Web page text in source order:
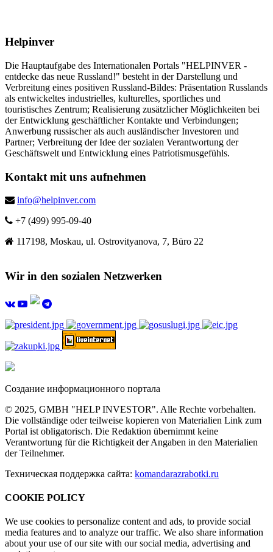
Helpinver
Die Hauptaufgabe des Internationalen Portals "HELPINVER -
entdecke das neue Russland!" besteht in der Darstellung und
Verbreitung eines positiven Russland-Bildes: Präsentation Russlands
als entwickeltes industrielles, kulturelles, sportliches und
touristisches Zentrum; Realisierung zusätzlicher Möglichkeiten bei
der Entwicklung geschäftlicher Kontakte und Verbindungen;
Anwerbung russischer als auch ausländischer Investoren und
Partner; Verbreitung der Idee der sozialen Verantwortung der
Geschäftswelt und Entwicklung eines Patriotismusgefühls.
Kontakt mit uns aufnehmen
info@helpinver.com
+7 (499) 995-09-40
117198, Moskau, ul. Ostrovityanova, 7, Büro 22
Wir in den sozialen Netzwerken
Создание информационного портала
© 2025, GMBH "HELP INVESTOR". Alle Rechte vorbehalten.
Die vollständige oder teilweise kopieren von Materialien Link zum
Portal ist obligatorisch. Die Redaktion übernimmt keine
Verantwortung für die Richtigkeit der Angaben in den Materialien
der Teilnehmer.
Техническая поддержка сайта: komandarazrabotki.ru
COOKIE POLICY
We use cookies to personalize content and ads, to provide social
media features and to analyze our traffic. We also share information
about your use of our site with our social media, advertising and